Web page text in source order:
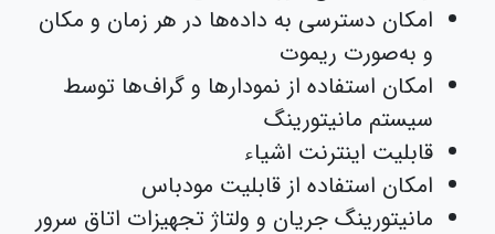
امکان دسترسی به داده‌ها در هر زمان و مکان
و به‌صورت ریموت
امکان استفاده از نمودارها و گراف‌ها توسط
سیستم مانیتورینگ
قابلیت اینترنت اشیاء
امکان استفاده از قابلیت مودباس
مانیتورینگ جریان و ولتاژ تجهیزات اتاق سرور